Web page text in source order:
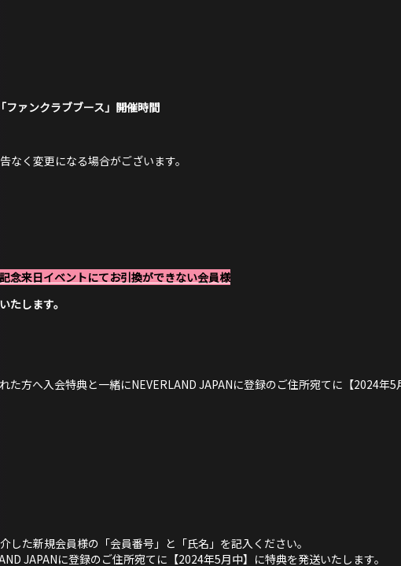
ァンクラブブース」開催時間
く変更になる場合がございます。
来日イベントにてお引換ができない会員様
たします。
た方へ入会特典と一緒にNEVERLAND JAPANに登録のご住所宛てに【2024年
した新規会員様の「会員番号」と「氏名」を記入ください。
JAPANに登録のご住所宛てに【2024年5月中】に特典を発送いたします。